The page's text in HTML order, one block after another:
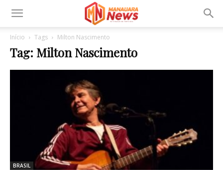
Início Tags Milton Nascimento
Tag: Milton Nascimento
BRASIL